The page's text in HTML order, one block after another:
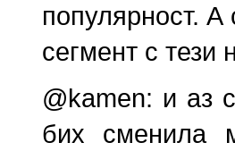
популярност.
сегмент с тези
@kamen: и аз
бих сменила